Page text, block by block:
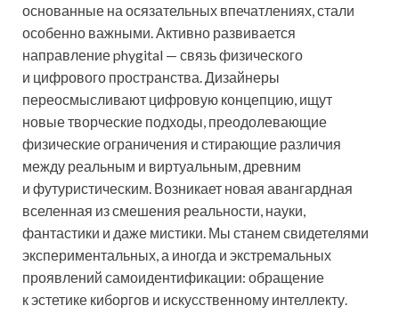
основанные на осязательных впечатлениях, стали
особенно важными. Активно развивается
направление phygital — связь физического
и цифрового пространства. Дизайнеры
переосмысливают цифровую концепцию, ищут
новые творческие подходы, преодолевающие
физические ограничения и стирающие различия
между реальным и виртуальным, древним
и футуристическим. Возникает новая авангардная
вселенная из смешения реальности, науки,
фантастики и даже мистики. Мы станем свидетелями
экспериментальных, а иногда и экстремальных
проявлений самоидентификации: обращение
к эстетике киборгов и искусственному интеллекту.